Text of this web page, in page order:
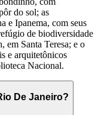
do sol; as
e Ipanema, com seus
de biodiversidade
em Santa Teresa; e o
e arquitetônicos
Nacional.
De Janeiro?